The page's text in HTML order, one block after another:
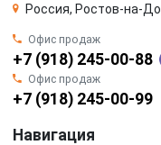
Россия, Ростов-на-
Офис продаж
+7 (918) 245-00-88
Офис продаж
+7 (918) 245-00-99
Навигация